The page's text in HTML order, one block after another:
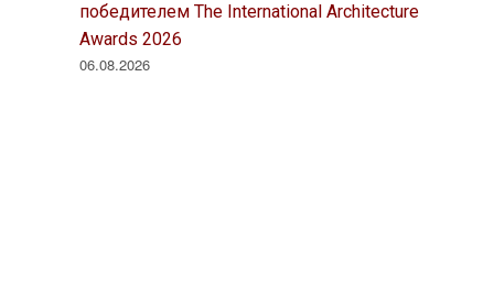
победителем The International Architecture
Awards 2026
06.08.2026